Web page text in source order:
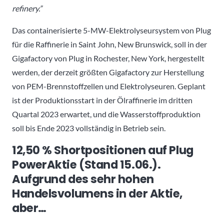
refinery.”
Das containerisierte 5-MW-Elektrolyseursystem von Plug
für die Raffinerie in Saint John, New Brunswick, soll in der
Gigafactory von Plug in Rochester, New York, hergestellt
werden, der derzeit größten Gigafactory zur Herstellung
von PEM-Brennstoffzellen und Elektrolyseuren. Geplant
ist der Produktionsstart in der Ölraffinerie im dritten
Quartal 2023 erwartet, und die Wasserstoffproduktion
soll bis Ende 2023 vollständig in Betrieb sein.
12,50 % Shortpositionen auf Plug
PowerAktie (Stand 15.06.).
Aufgrund des sehr hohen
Handelsvolumens in der Aktie,
aber…